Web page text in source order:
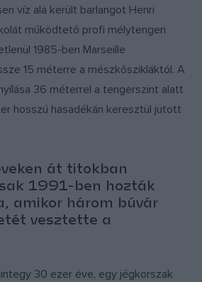
víz alá került barlangot Henri
működtető profi mélytengeri
1985-ben Marseille
15 méterre a mészkőszikláktól. A
36 méterrel a tengerszint alatt
hosszú hasadékán keresztül jutott
át titokban
1991-ben hozták
amikor három búvár
vesztette a
30 ezer éve, egy jégkorszak